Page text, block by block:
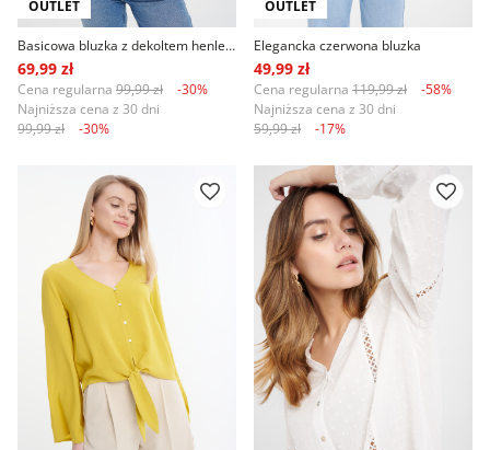
OUTLET
Basicowa bluzka z dekoltem henley biała
69,99 zł
Cena regularna 99,99 zł
-30%
Najniższa cena z 30 dni
99,99 zł
-30%
OUTLET
Elegancka czerwona bluzka
49,99 zł
Cena regularna 119,99 zł
-58%
Najniższa cena z 30 dni
59,99 zł
-17%